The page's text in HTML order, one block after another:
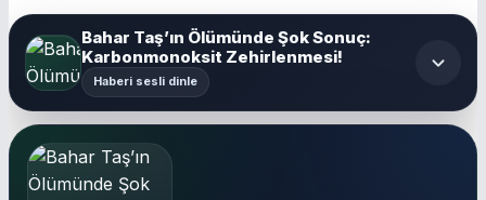
Bahar Taş’ın Ölümünde Şok Sonuç:
Karbonmonoksit Zehirlenmesi!
Haberi sesli dinle